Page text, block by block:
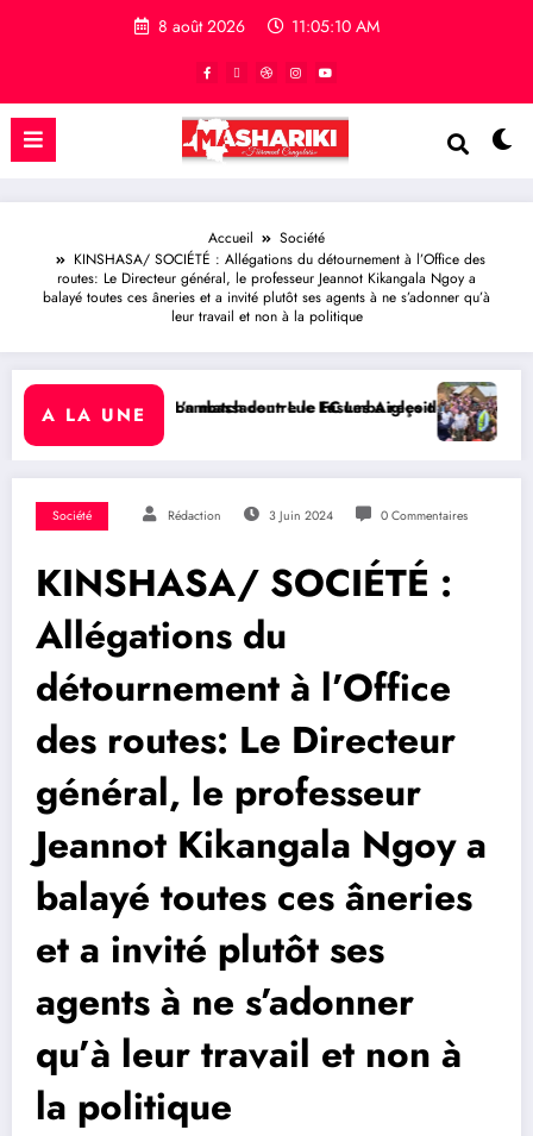
8 août 2026 11:05:11 AM
Accueil
Société
KINSHASA/ SOCIÉTÉ : Allégations du détournement à l’Office des
routes: Le Directeur général, le professeur Jeannot Kikangala Ngoy a
balayé toutes ces âneries et a invité plutôt ses agents à ne s’adonner qu’à
leur travail et non à la politique
A LA UNE
le FC Les Aigles du Congo
Luc Lusumba reçoit une réponse du sénateur Rick Scott sur la
SUD-KIVU/ SOCIÉTÉ : Le
Société Rédaction 3 Juin 2024 0 Commentaires
KINSHASA/ SOCIÉTÉ :
Allégations du
détournement à l’Office
des routes: Le Directeur
général, le professeur
Jeannot Kikangala Ngoy a
balayé toutes ces âneries
et a invité plutôt ses
agents à ne s’adonner
qu’à leur travail et non à
la politique